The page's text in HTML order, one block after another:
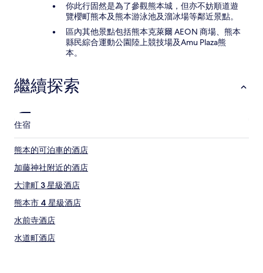
你此行固然是為了參觀熊本城，但亦不妨順道遊
覽櫻町熊本及熊本游泳池及溜冰場等鄰近景點。
區內其他景點包括熊本克萊爾 AEON 商場、熊本
縣民綜合運動公園陸上競技場及Amu Plaza熊
本。
繼續探索
住宿
熊本的可泊車的酒店
加藤神社附近的酒店
大津町 3 星級酒店
熊本市 4 星級酒店
水前寺酒店
水道町酒店